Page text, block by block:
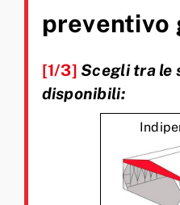
preventivo
[1/3] Scegli tra le
disponibili: